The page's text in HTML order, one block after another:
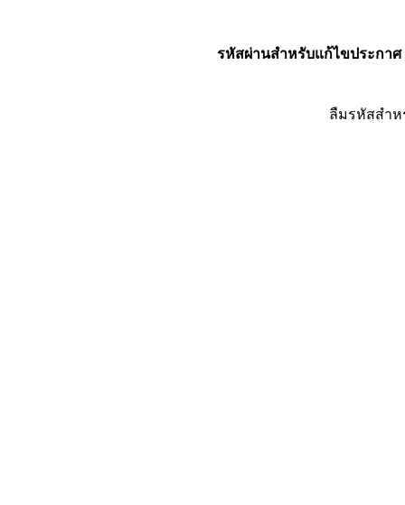
รหัสผ่านสำหรับแก้ไขประกาศ
ลืมรหัสสำ